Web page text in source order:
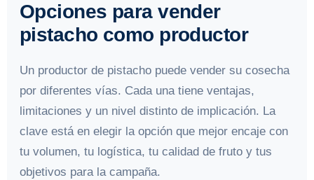
Opciones para vender
pistacho como productor
Un productor de pistacho puede vender su cosecha
por diferentes vías. Cada una tiene ventajas,
limitaciones y un nivel distinto de implicación. La
clave está en elegir la opción que mejor encaje con
tu volumen, tu logística, tu calidad de fruto y tus
objetivos para la campaña.